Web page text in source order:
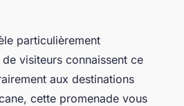
particulièrement
visiteurs connaissent ce
aux destinations
cette promenade vous